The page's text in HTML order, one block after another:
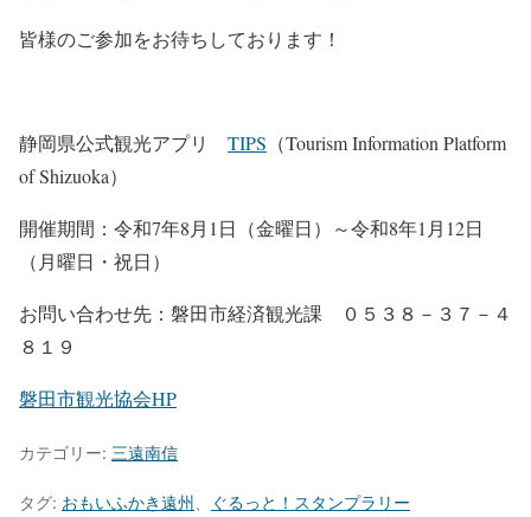
皆様のご参加をお待ちしております！
静岡県公式観光アプリ TIPS （Tourism Information Platform
of Shizuoka）
開催期間：令和7年8月1日（金曜日）～令和8年1月12日
（月曜日・祝日）
お問い合わせ先：磐田市経済観光課 ０５３８－３７－４
８１９
磐田市観光協会HP
カテゴリー: 三遠南信
タグ: おもいふかき遠州 ぐるっと！スタンプラリー